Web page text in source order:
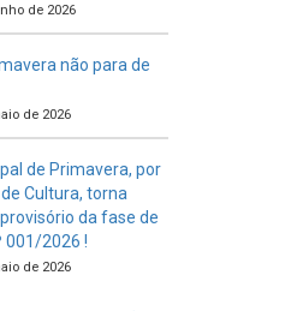
de 2026
não para de
de 2026
de Primavera, por
Cultura, torna
da fase de
001/2026 !
de 2026